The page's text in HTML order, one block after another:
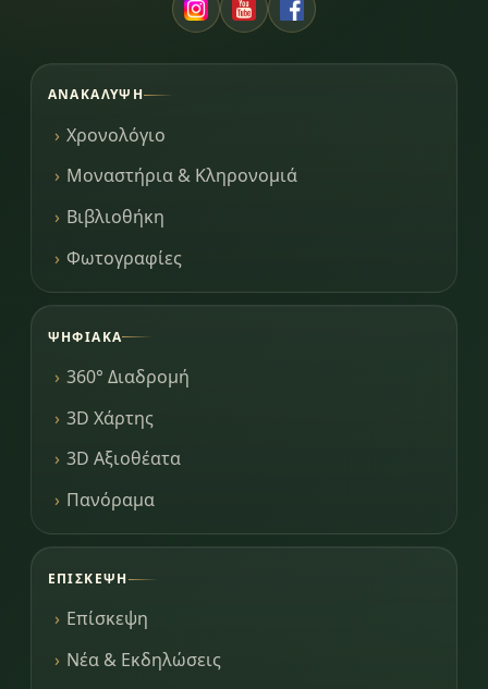
ΑΝΑΚΆΛΥΨΗ
Χρονολόγιο
Μοναστήρια & Κληρονομιά
Βιβλιοθήκη
Φωτογραφίες
ΨΗΦΙΑΚΆ
360° Διαδρομή
3D Χάρτης
3D Αξιοθέατα
Πανόραμα
ΕΠΊΣΚΕΨΗ
Επίσκεψη
Νέα & Εκδηλώσεις